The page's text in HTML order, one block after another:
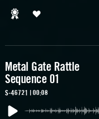
Metal Gate Rattle
Sequence 01
S-46721 | 00:08